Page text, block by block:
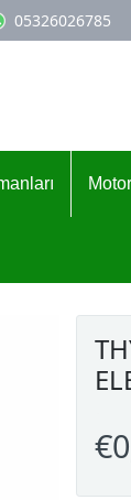
05326026785